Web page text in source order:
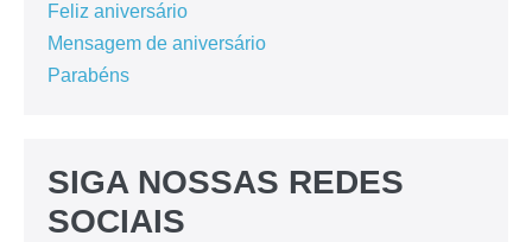
Feliz aniversário
Mensagem de aniversário
Parabéns
SIGA NOSSAS REDES
SOCIAIS